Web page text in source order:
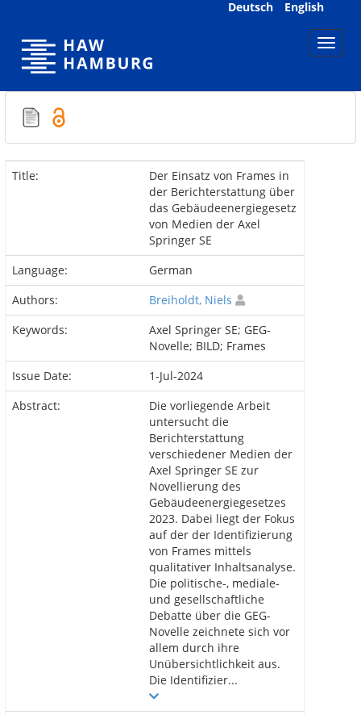
Deutsch English
Title:
Der Einsatz von Frames in
der Berichterstattung über
das Gebäudeenergiegesetz
von Medien der Axel
Springer SE
Language:
German
Authors:
Breiholdt, Niels
Keywords:
Axel Springer SE; GEG-
Novelle; BILD; Frames
Issue Date:
1-Jul-2024
Abstract:
Die vorliegende Arbeit
untersucht die
Berichterstattung
verschiedener Medien der
Axel Springer SE zur
Novellierung des
Gebäudeenergiegesetzes
2023. Dabei liegt der Fokus
auf der der Identifizierung
von Frames mittels
qualitativer Inhaltsanalyse.
Die politische-, mediale-
und gesellschaftliche
Debatte über die GEG-
Novelle zeichnete sich vor
allem durch ihre
Unübersichtlichkeit aus.
Die Identifizier...